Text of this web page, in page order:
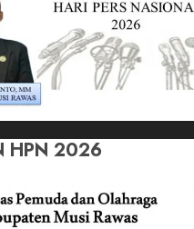
HPN 2026